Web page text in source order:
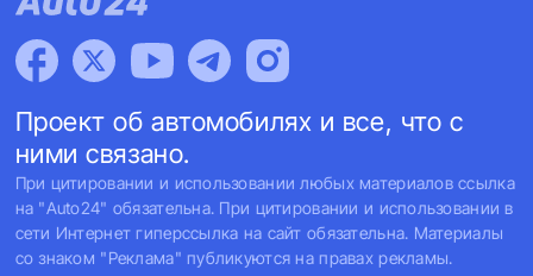
Проект об автомобилях и все, что с
ними связано.
При цитировании и использовании любых материалов ссылка
на "Auto24" обязательна. При цитировании и использовании в
сети Интернет гиперссылка на сайт обязательна. Материалы
со знаком "Реклама" публикуются на правах рекламы.